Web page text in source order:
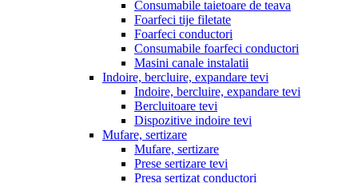
Consumabile taietoare de teava
Foarfeci tije filetate
Foarfeci conductori
Consumabile foarfeci conductori
Masini canale instalatii
Indoire, bercluire, expandare tevi
Indoire, bercluire, expandare tevi
Bercluitoare tevi
Dispozitive indoire tevi
Mufare, sertizare
Mufare, sertizare
Prese sertizare tevi
Presa sertizat conductori